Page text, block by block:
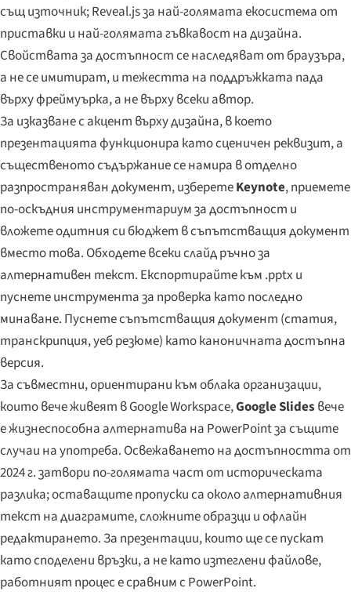
същ източник; Reveal.js за най-голямата екосистема от
приставки и най-голямата гъвкавост на дизайна.
Свойствата за достъпност се наследяват от браузъра,
а не се имитират, и тежестта на поддръжката пада
върху фреймуърка, а не върху всеки автор.
За изказване с акцент върху дизайна, в което
презентацията функционира като сценичен реквизит, а
същественото съдържание се намира в отделно
разпространяван документ, изберетеKeynote, приемете
по-оскъдния инструментариум за достъпност и
вложете одитния си бюджет в съпътстващия документ
вместо това. Обходете всеки слайд ръчно за
алтернативен текст. Експортирайте към .pptx и
пуснете инструмента за проверка като последно
минаване. Пуснете съпътстващия документ (статия,
транскрипция, уеб резюме) като каноничната достъпна
версия.
За съвместни, ориентирани към облака организации,
които вече живеят в Google Workspace,Google Slides вече
е жизнеспособна алтернатива на PowerPoint за същите
случаи на употреба. Освежаването на достъпността от
2024 г. затвори по-голямата част от историческата
разлика; оставащите пропуски са около алтернативния
текст на диаграмите, сложните образци и офлайн
редактирането. За презентации, които ще се пускат
като споделени връзки, а не като изтеглени файлове,
работният процес е сравним с PowerPoint.